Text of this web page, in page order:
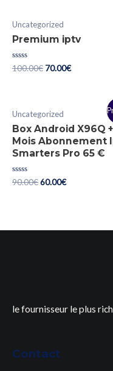
Uncategorized
Premium iptv
Rated
100.00€ 70.00€
Uncategorized
Box Android X96Q +
Mois Abonnement
Smarters Pro 65 €
Rated
90.00€60.00€
le fournisseur le plus
Contact